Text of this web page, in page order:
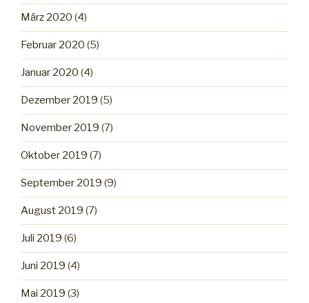
März 2020 (4)
Februar 2020 (5)
Januar 2020 (4)
Dezember 2019 (5)
November 2019 (7)
Oktober 2019 (7)
September 2019 (9)
August 2019 (7)
Juli 2019 (6)
Juni 2019 (4)
Mai 2019 (3)